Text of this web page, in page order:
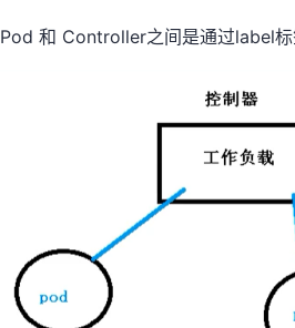
Pod 和 Controller之间是通过label